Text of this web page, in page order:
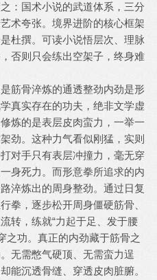
：国术小说的武道体系，三分
术夸张。境界进阶的核心框架
杜撰。可读小说悟层次、理脉
否则只会练出空架子，终身难
筋骨淬炼的通透整劲内劲是形
真实存在的功夫，绝非文学虚
炼的是表层皮肉蛮力，一举一
劲。这种力气看似刚猛，实则
对手只有表层冲撞力，毫无穿
身死力。而形意拳所追求的内
淬炼出的周身整劲。通过日复
拳，逐步松开周身僵硬筋骨、
转，练就“力起于足、发于腰
之功。真正的内劲藏于筋骨之
无需憋气硬顶、无需蛮力逞
能沉透骨缝、穿透皮肉脏腑。